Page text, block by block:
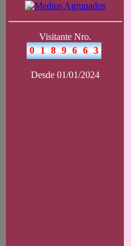
Visitante Nro.
Desde 01/01/2024